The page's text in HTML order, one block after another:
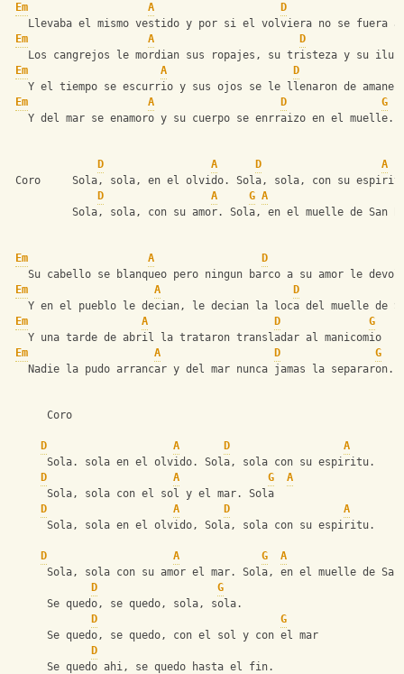
Em
A
D
Llevaba el mismo vestido y por si el volviera no se fuera a
Em
A
D
Los cangrejos le mordian sus ropajes, su tristeza y su
Em
A
D
Y el tiempo se escurrio y sus ojos se le llenaron de
Em
A D
G
   Y del mar se enamoro y su cuerpo se enrraizo en el muelle.
D A D
A
Coro     Sola, sola, en el olvido. Sola, sola, con su
D
A G A
Sola, sola, con su amor. Sola, en el muelle de San
Em A
D
Su cabello se blanqueo pero ningun barco a su amor le
Em
A
D
Y en el pueblo le decian, le decian la loca del muelle de
Em
A D
G
   Y una tarde de abril la trataron transladar al manicomio
Em
A D
G
   Nadie la pudo arrancar y del mar nunca jamas la separaron.
      Coro
D A D
A
      Sola. sola en el olvido. Sola, sola con su espiritu.
D
A G
A
      Sola, sola con el sol y el mar. Sola
D
A D
A
      Sola, sola en el olvido, Sola, sola con su espiritu.
D A G
A
Sola, sola con su amor el mar. Sola, en el muelle de San
D
G
      Se quedo, se quedo, sola, sola.
D
G
      Se quedo, se quedo, con el sol y con el mar
D
      Se quedo ahi, se quedo hasta el fin.